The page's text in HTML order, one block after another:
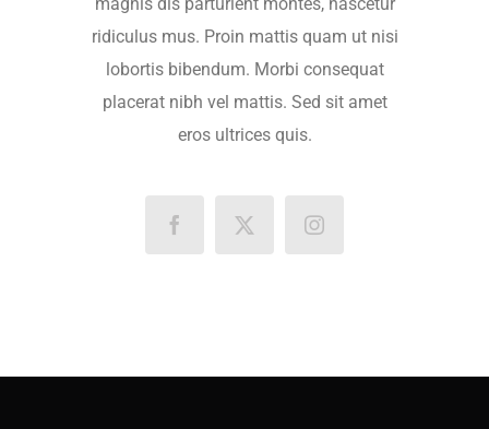
ridiculus mus. Proin mattis quam ut nisi
lobortis bibendum. Morbi consequat
placerat nibh vel mattis. Sed sit amet
eros ultrices quis.